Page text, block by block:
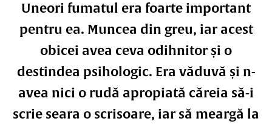
Uneori fumatul era foarte important
pentru ea. Muncea din greu, iar acest
obicei avea ceva odihnitor și o
destindea psihologic. Era văduvă și n-
avea nici o rudă apropiată căreia să-i
scrie seara o scrisoare, iar să meargă la